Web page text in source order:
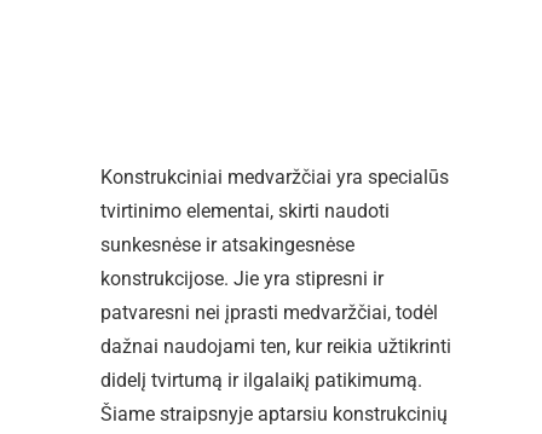
Konstrukciniai medvaržčiai yra specialūs
tvirtinimo elementai, skirti naudoti
sunkesnėse ir atsakingesnėse
konstrukcijose. Jie yra stipresni ir
patvaresni nei įprasti medvaržčiai, todėl
dažnai naudojami ten, kur reikia užtikrinti
didelį tvirtumą ir ilgalaikį patikimumą.
Šiame straipsnyje aptarsiu konstrukcinių